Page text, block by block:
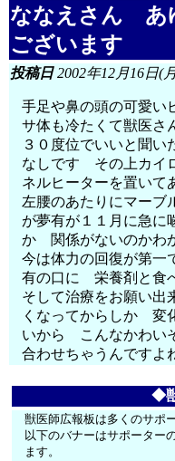
ななえさん あ
ございます
投稿日2002年12月16日(
手足や鼻の頭の可愛
サ体も冷たくて獣医さ
３０度位でいいと聞
なしです その上カイ
ネルヒーターを置いて
左腰のあたりにマー
が夢有が１１月に急に
か 関係がないのかわ
今は体力の回復が第
有の口に 栄養剤と食
そして治療をお願い
くなってからしか 変
いから こんなかわい
合わせちゃうんですよ
◆
獣医師広報板は多くのサポ
以下のバナーはサポーター
ます。